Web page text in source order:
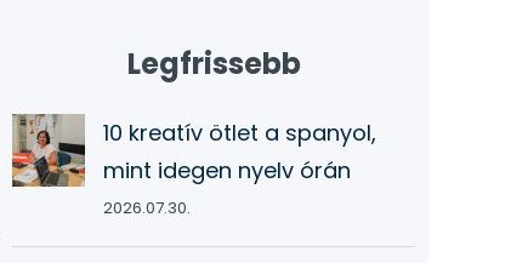
Legfrissebb
10 kreatív ötlet a spanyol,
mint idegen nyelv órán
2026.07.30.